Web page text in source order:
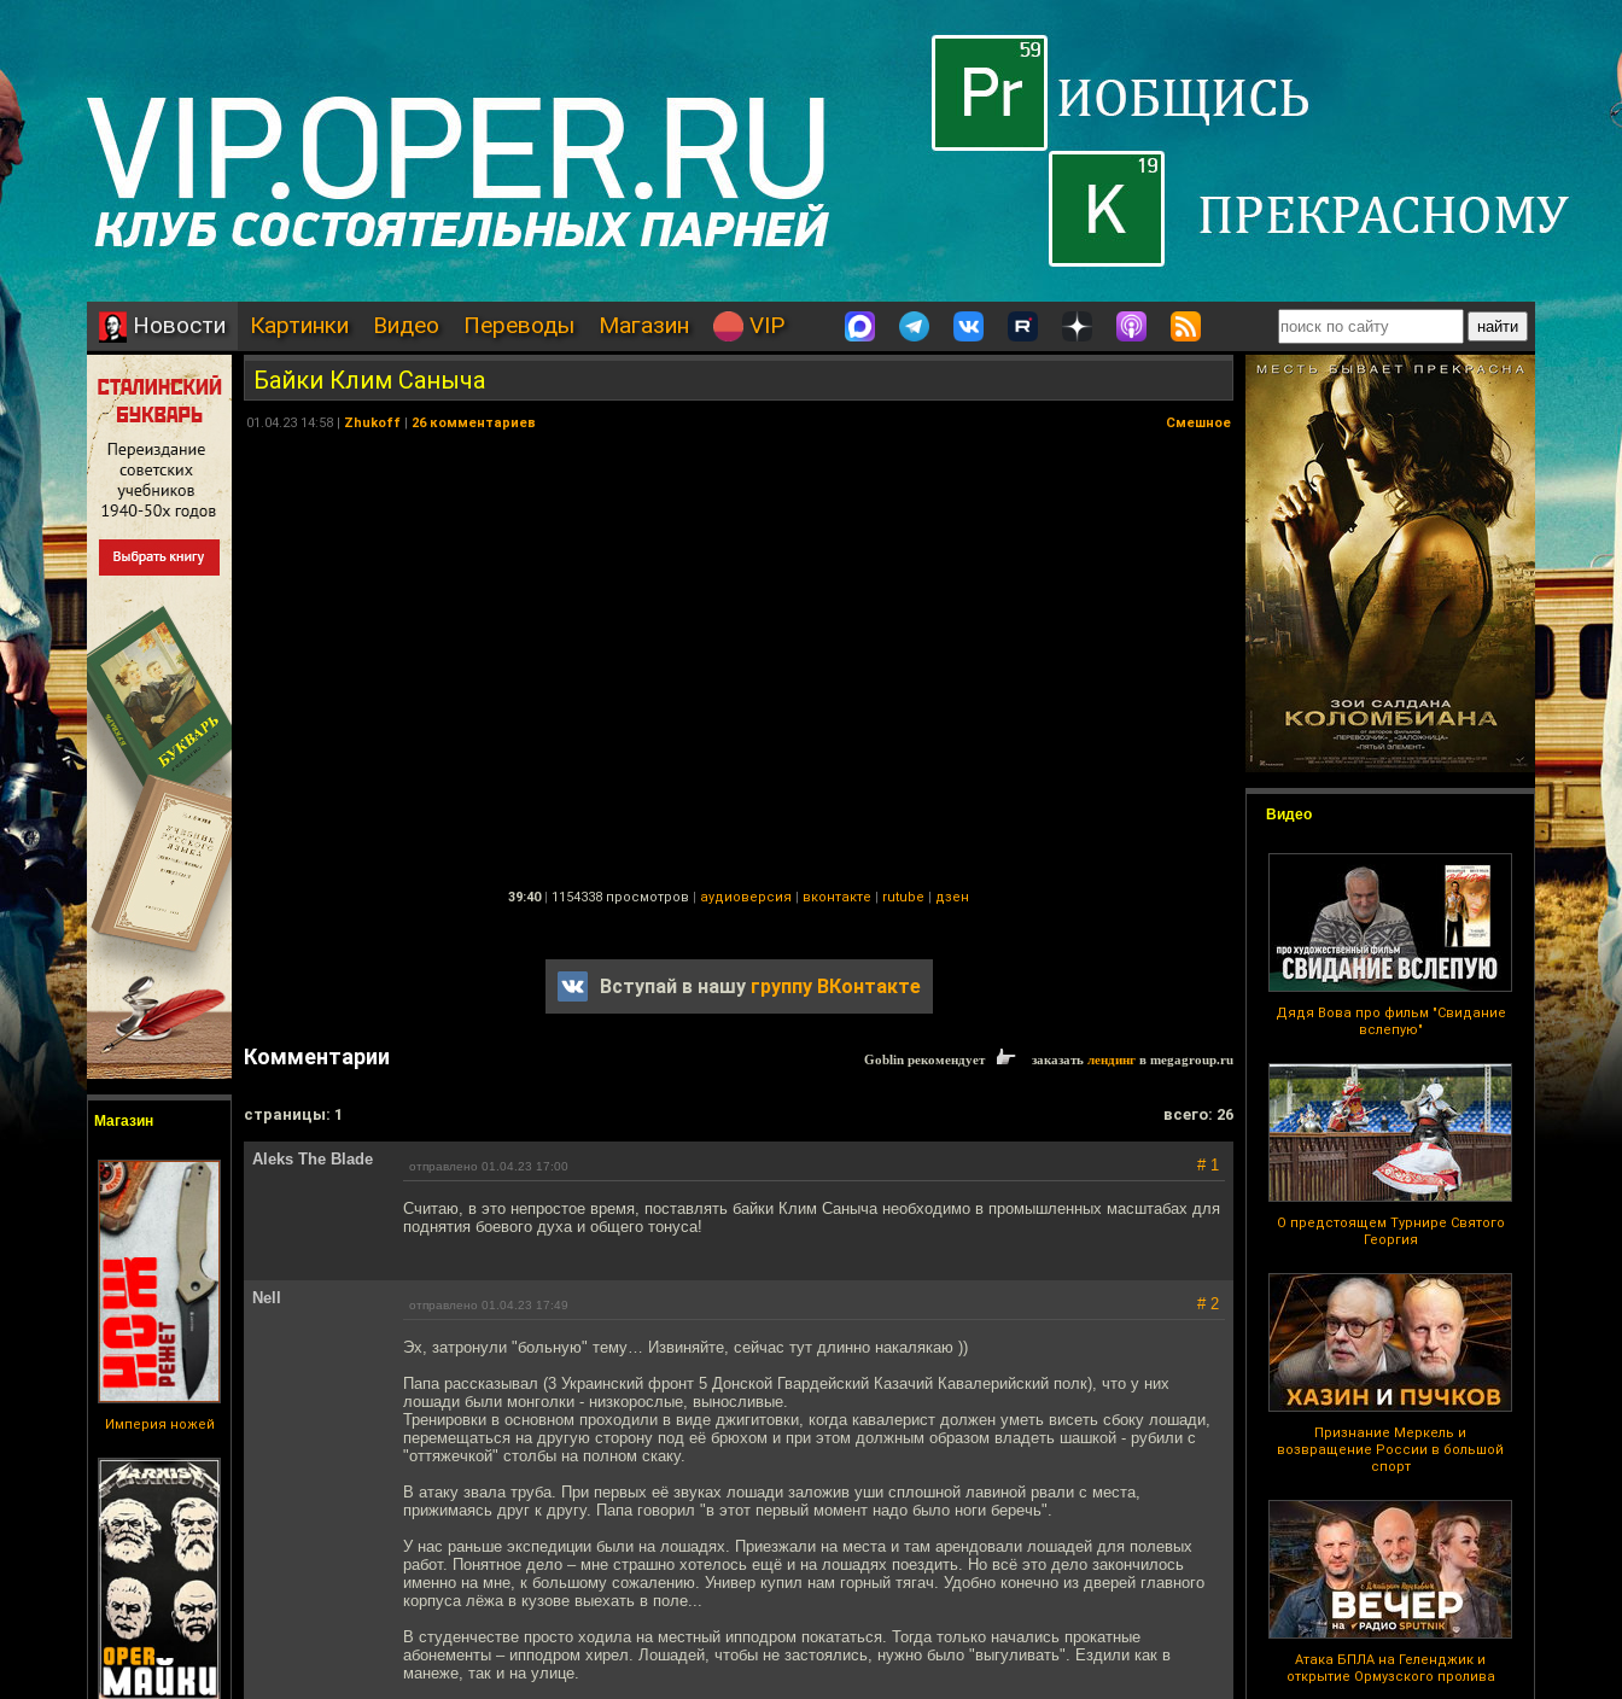
Новости Картинки Видео Переводы Магазин VIP
Магазин
Империя ножей
Видео
Дядя Вова про фильм "Свидание
вслепую"
О предстоящем Турнире Святого
Георгия
Признание Меркель и
возвращение России в большой
спорт
Атака БПЛА на Геленджик и
открытие Ормузского пролива
Байки Клим Саныча
01.04.23 14:58 | Zhukoff | 26 комментариев Смешное
39:40 | 1154338 просмотров | аудиоверсия | вконтакте | rutube | дзен
Вступай в нашу группу ВКонтакте
Комментарии Goblin рекомендует заказать лендинг в megagroup.ru
cтраницы: 1 всего: 26
Aleks The Blade отправлено 01.04.23 17:00 # 1
Считаю, в это непростое время, поставлять байки Клим Саныча необходимо в промышленных масштабах для
поднятия боевого духа и общего тонуса!
Nell отправлено 01.04.23 17:49 # 2
Эх, затронули "больную" тему… Извиняйте, сейчас тут длинно накалякаю ))
Папа рассказывал (3 Украинский фронт 5 Донской Гвардейский Казачий Кавалерийский полк), что у них
лошади были монголки - низкорослые, выносливые.
Тренировки в основном проходили в виде джигитовки, когда кавалерист должен уметь висеть сбоку лошади,
перемещаться на другую сторону под её брюхом и при этом должным образом владеть шашкой - рубили с
"оттяжечкой" столбы на полном скаку.
В атаку звала труба. При первых её звуках лошади заложив уши сплошной лавиной рвали с места,
прижимаясь друг к другу. Папа говорил "в этот первый момент надо было ноги беречь".
У нас раньше экспедиции были на лошадях. Приезжали на места и там арендовали лошадей для полевых
работ. Понятное дело – мне страшно хотелось ещё и на лошадях поездить. Но всё это дело закончилось
именно на мне, к большому сожалению. Универ купил нам горный тягач. Удобно конечно из дверей главного
корпуса лёжа в кузове выехать в поле...
В студенчестве просто ходила на местный ипподром покататься. Тогда только начались прокатные
абонементы – ипподром хирел. Лошадей, чтобы не застоялись, нужно было "выгуливать". Ездили как в
манеже, так и на улице.